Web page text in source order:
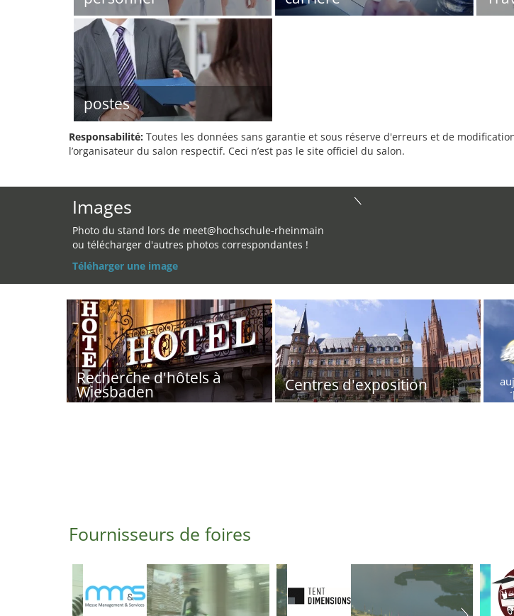
postes
Responsabilité: Toutes les données sans garantie et sous réserve d'erreurs et de
l’organisateur du salon respectif. Ceci n’est pas le site officiel du salon.
Images
Photo du stand lors de meet@hochschule-rheinmain
ou télécharger d'autres photos correspondantes !
Téléharger une image
Recherche d'hôtels à
Wiesbaden Centres d'exposition
Fournisseurs de foires